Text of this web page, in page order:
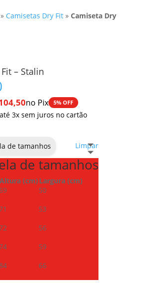
» Camisetas Dry Fit» Camiseta Dry
– Stalin
no Pix 5% OFF
3x sem juros no cartão
Limpar
de tamanhos
de tamanhos
Altura (cm) Largura (cm)
50
53
56
59
66